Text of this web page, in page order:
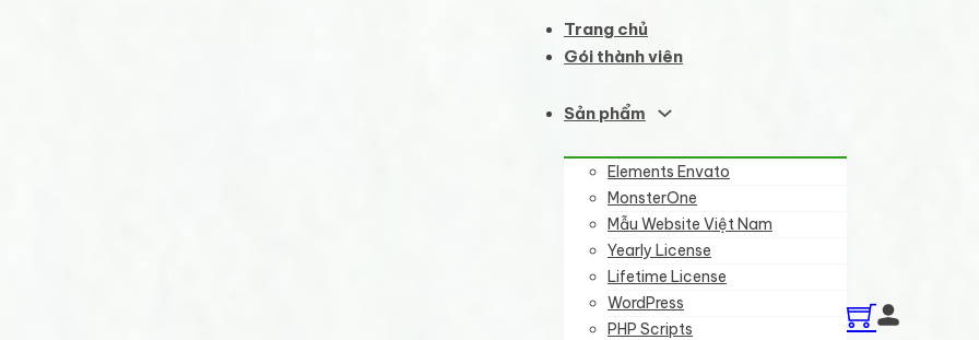
Trang chủ
Gói thành viên
Sản phẩm
Elements Envato
MonsterOne
Mẫu Website Việt Nam
Yearly License
Lifetime License
WordPress
PHP Scripts